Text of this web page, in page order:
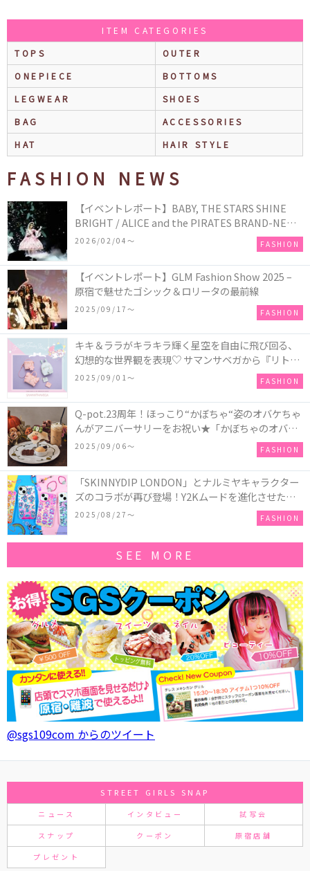
ITEM CATEGORIES
TOPS
OUTER
ONEPIECE
BOTTOMS
LEGWEAR
SHOES
BAG
ACCESSORIES
HAT
HAIR STYLE
FASHION NEWS
【イベントレポート】BABY, THE STARS SHINE
BRIGHT / ALICE and the PIRATES BRAND-NEW
COLLECTION in TOKYO
2026/02/04〜 FASHION
【イベントレポート】GLM Fashion Show 2025 –
原宿で魅せたゴシック＆ロリータの最前線
2025/09/17〜 FASHION
キキ＆ララがキラキラ輝く星空を自由に飛び回る、
幻想的な世界観を表現♡ サマンサベガから『リトル
ツインスターズ』50周年アニバーサリーイヤー』を
2025/09/01〜 FASHION
Q-pot.23周年！ほっこり“かぼちゃ“姿のオバケちゃ
んがアニバーサリーをお祝い★「かぼちゃのオバケ
ーキアクセサリー」が新発売！Q-pot CAFE.では
「かぼちゃのオバケーキプレート」も登場
2025/09/06〜 FASHION
「SKINNYDIP LONDON」とナルミヤキャラクター
ズのコラボが再び登場！Y2Kムードを進化させた新
作コレクションを発売♪
2025/08/27〜 FASHION
SEE MORE
@sgs109com からのツイート
STREET GIRLS SNAP
ニュース インタビュー 試写会
スナップ クーポン 原宿店舗
プレゼント